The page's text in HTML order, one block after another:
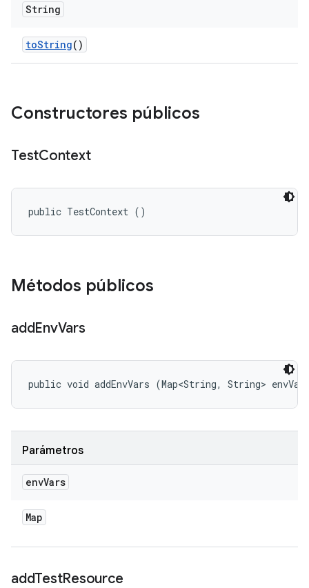
String
toString()
Constructores públicos
TestContext
public TestContext ()
Métodos públicos
addEnvVars
public void addEnvVars (Map<String, String>
Parámetros
envVars
Map
addTestResource